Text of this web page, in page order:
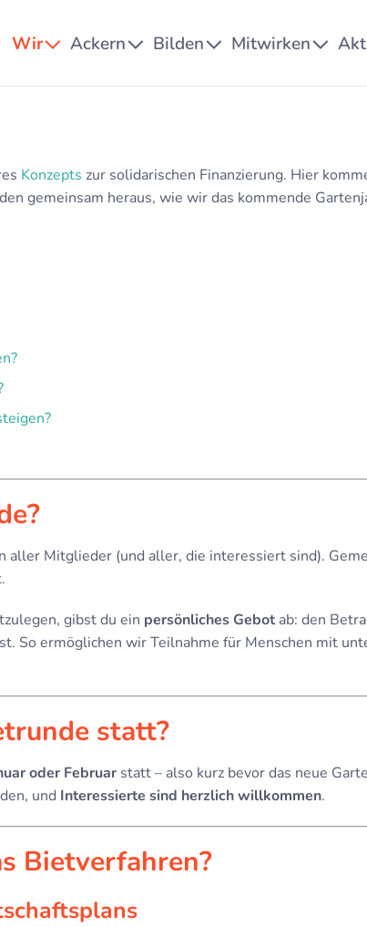
Wir Ackern Bilden Mitwirken
Konzepts zur solidarischen Finanzierung. Hier
gemeinsam heraus, wie wir das kommende
aller Mitglieder (und aller, die interessiert sind).
gibst du ein persönliches Gebot ab: den
So ermöglichen wir Teilnahme für Menschen mit
statt?
oder Februar statt – also kurz bevor das neue
und Interessierte sind herzlich willkommen.
Bietverfahren?